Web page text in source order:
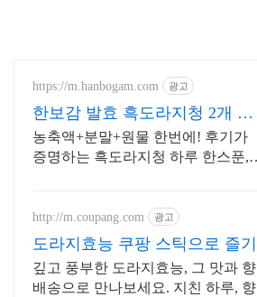
https://m.hanbogam.com 광고
한보감 발효 흑도라지청 2개 구
매시 흑마늘청 증정
농축액+분말+원물 한번에! 후기가
증명하는 흑도라지청 하루 한스푼,
http://m.coupang.com 광고
도라지효능 쿠팡 스틱으로 즐
깊고 풍부한 도라지효능, 그 맛과
배송으로 만나보세요. 지친 하루,